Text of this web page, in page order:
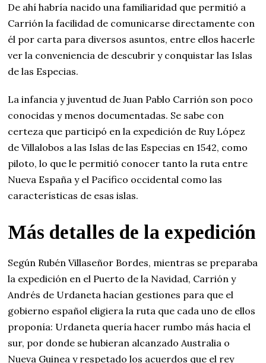
De ahí habría nacido una familiaridad que permitió a
Carrión la facilidad de comunicarse directamente con
él por carta para diversos asuntos, entre ellos hacerle
ver la conveniencia de descubrir y conquistar las Islas
de las Especias.
La infancia y juventud de Juan Pablo Carrión son poco
conocidas y menos documentadas. Se sabe con
certeza que participó en la expedición de Ruy López
de Villalobos a las Islas de las Especias en 1542, como
piloto, lo que le permitió conocer tanto la ruta entre
Nueva España y el Pacífico occidental como las
características de esas islas.
Más detalles de la expedición
Según Rubén Villaseñor Bordes, mientras se preparaba
la expedición en el Puerto de la Navidad, Carrión y
Andrés de Urdaneta hacían gestiones para que el
gobierno español eligiera la ruta que cada uno de ellos
proponía: Urdaneta quería hacer rumbo más hacia el
sur, por donde se hubieran alcanzado Australia o
Nueva Guinea y respetado los acuerdos que el rey